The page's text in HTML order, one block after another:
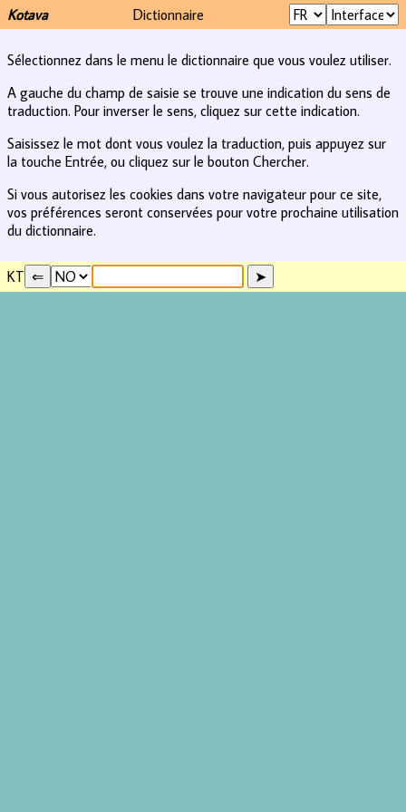
Kotava Dictionnaire
Sélectionnez dans le menu le dictionnaire que vous voulez utiliser.
A gauche du champ de saisie se trouve une indication du sens de
traduction. Pour inverser le sens, cliquez sur cette indication.
Saisissez le mot dont vous voulez la traduction, puis appuyez sur
la touche Entrée, ou cliquez sur le bouton Chercher.
Si vous autorisez les cookies dans votre navigateur pour ce site,
vos préférences seront conservées pour votre prochaine utilisation
du dictionnaire.
KT